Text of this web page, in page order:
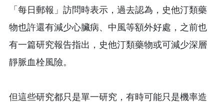
「每日郵報」訪問時表示，過去認為，史他汀類藥
物也許還有減少心臟病、中風等額外好處，之前也
有一篇研究報告指出，史他汀類藥物或可減少深層
靜脈血栓風險。
但這些研究都只是單一研究，有時可能只是機率造